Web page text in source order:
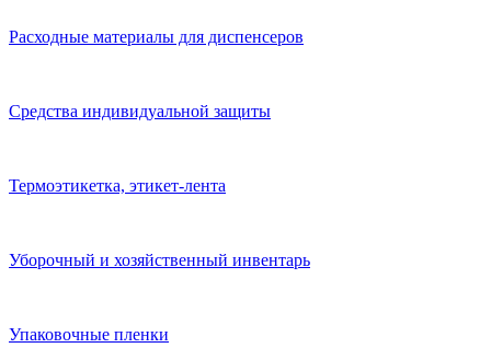
Расходные материалы для диспенсеров
Средства индивидуальной защиты
Термоэтикетка, этикет-лента
Уборочный и хозяйственный инвентарь
Упаковочные пленки